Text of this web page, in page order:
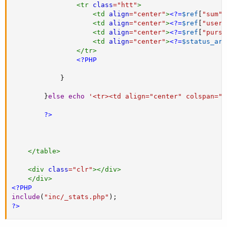
<tr class=" htt ">
<td align=" center"><?=$ref [ "sum"
<td align=" center"><?=$ref [ "user"
<td align=" center"><?=$ref [
<td align=" center"><?=
</tr>
<?PHP
}
}else echo '<tr><td align="center"
?>
</table>
<div class=" clr"></div>
</div>
<?PHP
include ( "inc/_stats.php" ) ;
?>